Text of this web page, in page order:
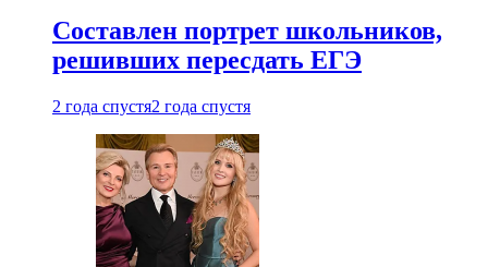
Составлен портрет школьников,
решивших пересдать ЕГЭ
2 года спустя2 года спустя